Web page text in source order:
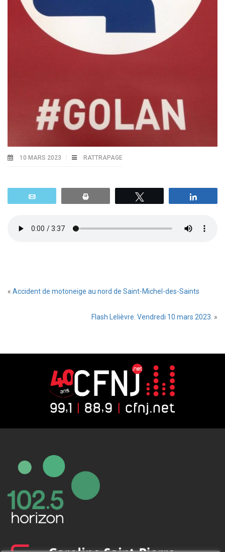
10 MARS 2023 RATTRAPAGE
« Accident de motoneige au nord de Saint-Michel-des-Saints
Flash Lelièvre. Vendredi 10 mars 2023. »